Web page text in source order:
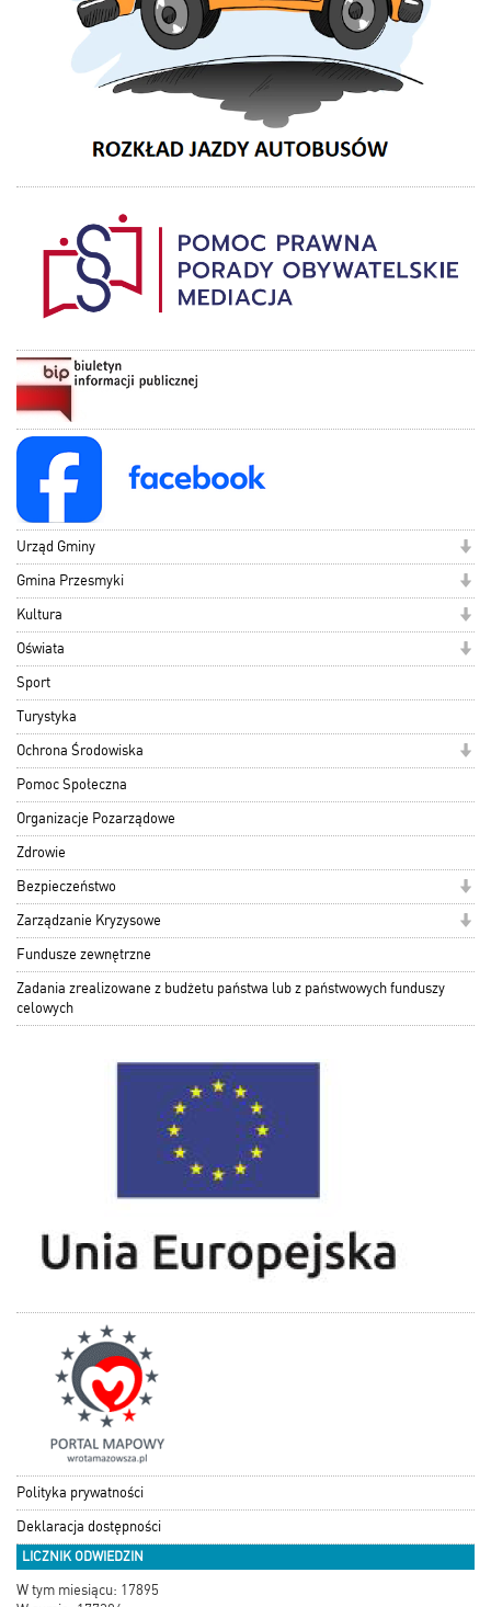
Urząd Gminy
Gmina Przesmyki
Kultura
Oświata
Sport
Turystyka
Ochrona Środowiska
Pomoc Społeczna
Organizacje Pozarządowe
Zdrowie
Bezpieczeństwo
Zarządzanie Kryzysowe
Fundusze zewnętrzne
Zadania zrealizowane z budżetu państwa lub z państwowych funduszy
celowych
Polityka prywatności
Deklaracja dostępności
LICZNIK ODWIEDZIN
W tym miesiącu: 17895